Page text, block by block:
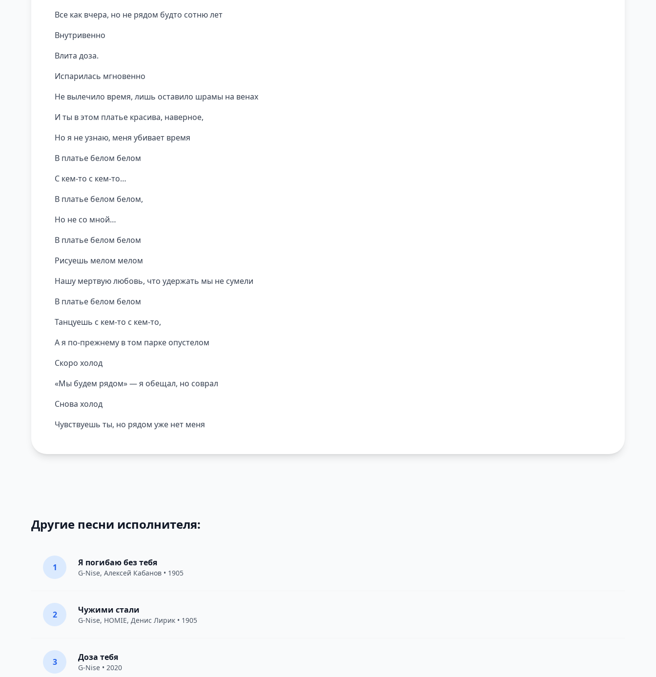
Все как вчера, но не рядом будто сотню лет
Внутривенно
Влита доза.
Испарилась мгновенно
Не вылечило время, лишь оставило шрамы на венах
И ты в этом платье красива, наверное,
Но я не узнаю, меня убивает время
В платье белом белом
С кем-то с кем-то…
В платье белом белом,
Но не со мной…
В платье белом белом
Рисуешь мелом мелом
Нашу мертвую любовь, что удержать мы не сумели
В платье белом белом
Танцуешь с кем-то с кем-то,
А я по-прежнему в том парке опустелом
Скоро холод
«Мы будем рядом» — я обещал, но соврал
Снова холод
Чувствуешь ты, но рядом уже нет меня
Другие песни исполнителя:
1 Я погибаю без тебя
G-Nise, Алексей Кабанов • 1905
2 Чужими стали
G-Nise, HOMIE, Денис Лирик • 1905
3 Доза тебя
G-Nise • 2020